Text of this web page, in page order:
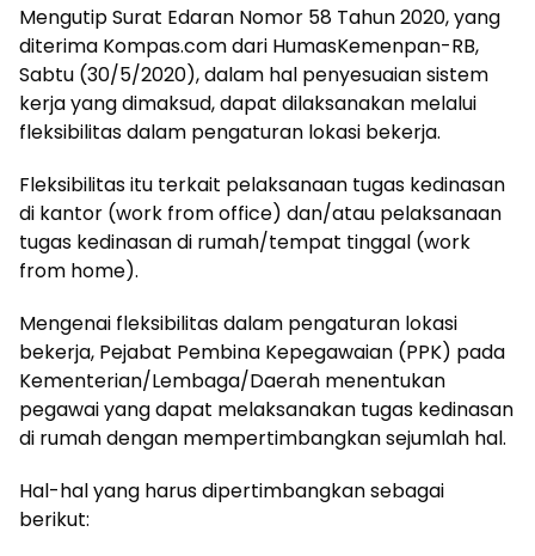
Mengutip Surat Edaran Nomor 58 Tahun 2020, yang
diterima Kompas.com dari HumasKemenpan-RB,
Sabtu (30/5/2020), dalam hal penyesuaian sistem
kerja yang dimaksud, dapat dilaksanakan melalui
fleksibilitas dalam pengaturan lokasi bekerja.
Fleksibilitas itu terkait pelaksanaan tugas kedinasan
di kantor (work from office) dan/atau pelaksanaan
tugas kedinasan di rumah/tempat tinggal (work
from home).
Mengenai fleksibilitas dalam pengaturan lokasi
bekerja, Pejabat Pembina Kepegawaian (PPK) pada
Kementerian/Lembaga/Daerah menentukan
pegawai yang dapat melaksanakan tugas kedinasan
di rumah dengan mempertimbangkan sejumlah hal.
Hal-hal yang harus dipertimbangkan sebagai
berikut: